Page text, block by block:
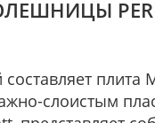
плита
слоистым